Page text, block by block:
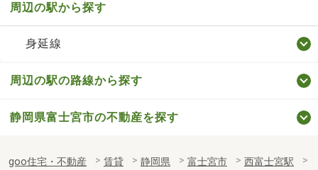
周辺の駅から探す
身延線
周辺の駅の路線から探す
静岡県富士宮市の不動産を探す
goo住宅・不動産 賃貸 静岡県 富士宮市
西富士宮駅